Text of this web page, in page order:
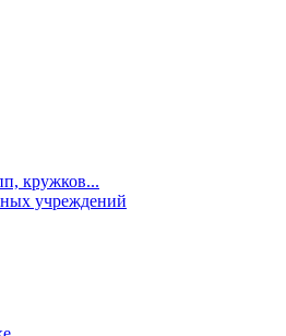
кружков...
учреждений